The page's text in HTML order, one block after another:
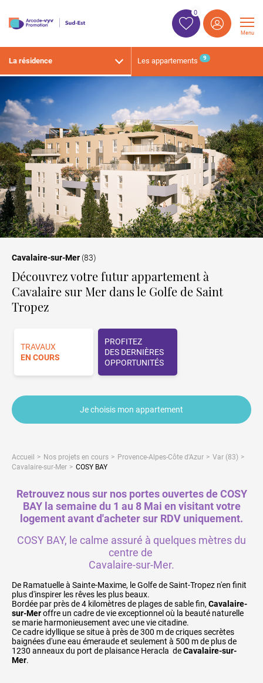
0
Menu
La résidence Les appartements 9
Cavalaire-sur-Mer (83)
Découvrez votre futur appartement à
Cavalaire sur Mer dans le Golfe de Saint
Tropez
TRAVAUX
EN COURS
PROFITEZ
DES DERNIÈRES
OPPORTUNITÉS
Je choisis mon appartement
Accueil Nos projets en cours Provence-Alpes-Côte d'Azur
Var (83)
Cavalaire-sur-Mer
COSY BAY
Retrouvez nous sur nos portes ouvertes de COSY
BAY la semaine du 1 au 8 Mai en visitant votre
logement avant d'acheter sur RDV uniquement.
COSY BAY, le calme assuré à quelques mètres du
centre de
Cavalaire-sur-Mer.
De Ramatuelle à Sainte-Maxime, le Golfe de Saint-Tropez n'en finit
plus d'inspirer les rêves les plus beaux.
Bordée par près de 4 kilomètres de plages de sable fin, Cavalaire-
sur-Meroffre un cadre de vie exceptionnel où la beauté naturelle
se marie harmonieusement avec une vie citadine.
Ce cadre idyllique se situe à près de 300 m de criques secrètes
baignées d'une eau émeraude et seulement à 500 m de plus de
1230 anneaux du port de plaisance Heracla deCavalaire-sur-
Mer.